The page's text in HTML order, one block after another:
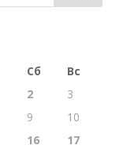
Сб
Вс
2
3
9
10
16
17